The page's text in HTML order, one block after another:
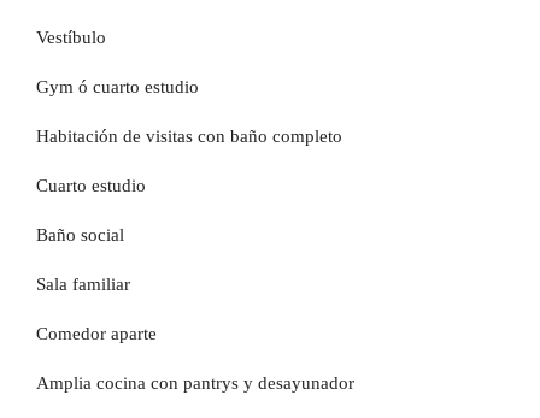
Vestíbulo
Gym ó cuarto estudio
Habitación de visitas con baño completo
Cuarto estudio
Baño social
Sala familiar
Comedor aparte
Amplia cocina con pantrys y desayunador